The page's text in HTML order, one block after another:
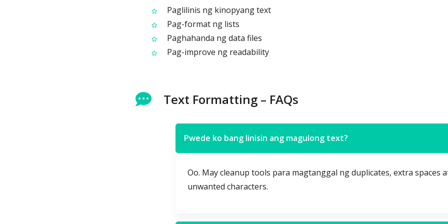
Paglilinis ng kinopyang text
Pag-format ng lists
Paghahanda ng data files
Pag-improve ng readability
Text Formatting – FAQs
Pwede ko bang linisin ang magulong text?
Oo. May cleanup tools para magtanggal ng duplicates, extra spaces
unwanted characters.